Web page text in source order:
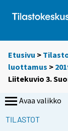
Etusivu >
luottamus >
Liitekuvio 3.
Avaa valikko
TILASTOT